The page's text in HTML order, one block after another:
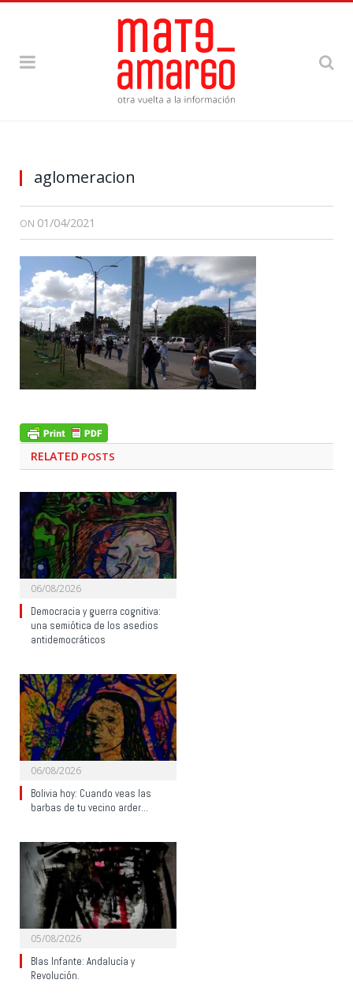
aglomeracion
ON 01/04/2021
RELATED POSTS
06/08/2026
Democracia y guerra cognitiva:
una semiótica de los asedios
antidemocráticos
06/08/2026
Bolivia hoy: Cuando veas las
barbas de tu vecino arder…
05/08/2026
Blas Infante: Andalucía y
Revolución.